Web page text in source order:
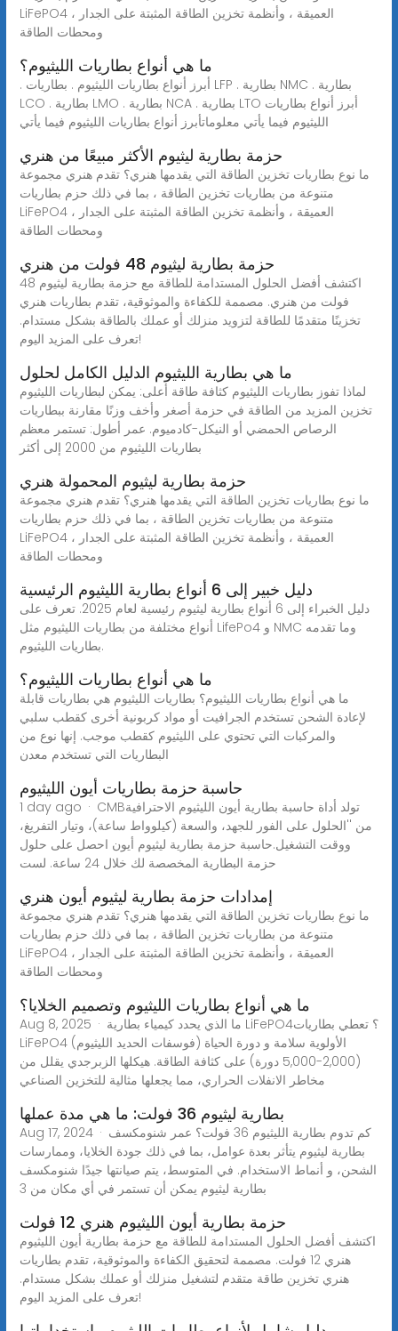
LiFePO4 العميقة ، وأنظمة تخزين الطاقة المثبتة على الجدار ،
ومحطات الطاقة
ما هي أنواع بطاريات الليثيوم؟
. أبرز أنواع بطاريات الليثيوم . بطاريات LFP . بطارية NMC . بطارية
LCO . بطارية LMO . بطارية NCA . بطارية LTO أبرز أنواع بطاريات
الليثيوم فيما يأتي معلوماتأبرز أنواع بطاريات الليثيوم فيما يأتي
حزمة بطارية ليثيوم الأكثر مبيعًا من هنري
ما نوع بطاريات تخزين الطاقة التي يقدمها هنري؟ تقدم هنري مجموعة
متنوعة من بطاريات تخزين الطاقة ، بما في ذلك حزم بطاريات
LiFePO4 العميقة ، وأنظمة تخزين الطاقة المثبتة على الجدار ،
ومحطات الطاقة
حزمة بطارية ليثيوم 48 فولت من هنري
اكتشف أفضل الحلول المستدامة للطاقة مع حزمة بطارية ليثيوم 48
فولت من هنري. مصممة للكفاءة والموثوقية، تقدم بطاريات هنري
تخزينًا متقدمًا للطاقة لتزويد منزلك أو عملك بالطاقة بشكل مستدام.
تعرف على المزيد اليوم!
ما هي بطارية الليثيوم الدليل الكامل لحلول
لماذا تفوز بطاريات الليثيوم كثافة طاقة أعلى: يمكن لبطاريات الليثيوم
تخزين المزيد من الطاقة في حزمة أصغر وأخف وزنًا مقارنة ببطاريات
الرصاص الحمضي أو النيكل-كادميوم. عمر أطول: تستمر معظم
بطاريات الليثيوم من 2000 إلى أكثر
حزمة بطارية ليثيوم المحمولة هنري
ما نوع بطاريات تخزين الطاقة التي يقدمها هنري؟ تقدم هنري مجموعة
متنوعة من بطاريات تخزين الطاقة ، بما في ذلك حزم بطاريات
LiFePO4 العميقة ، وأنظمة تخزين الطاقة المثبتة على الجدار ،
ومحطات الطاقة
دليل خبير إلى 6 أنواع بطارية الليثيوم الرئيسية
دليل الخبراء إلى 6 أنواع بطارية ليثيوم رئيسية لعام 2025. تعرف على
أنواع مختلفة من بطاريات الليثيوم مثل LifePo4 و NMC وما تقدمه
بطاريات الليثيوم.
ما هي أنواع بطاريات الليثيوم؟
ما هي أنواع بطاريات الليثيوم؟ بطاريات الليثيوم هي بطاريات قابلة
لإعادة الشحن تستخدم الجرافيت أو مواد كربونية أخرى كقطب سلبي
والمركبات التي تحتوي على الليثيوم كقطب موجب. إنها نوع من
البطاريات التي تستخدم معدن
حاسبة حزمة بطاريات أيون الليثيوم
1 day ago · CMBتولد أداة حاسبة بطارية أيون الليثيوم الاحترافية
من ''الحلول على الفور للجهد، والسعة (كيلوواط ساعة)، وتيار التفريغ،
ووقت التشغيل.حاسبة حزمة بطارية ليثيوم أيون احصل على حلول
حزمة البطارية المخصصة لك خلال 24 ساعة. لست
إمدادات حزمة بطارية ليثيوم أيون هنري
ما نوع بطاريات تخزين الطاقة التي يقدمها هنري؟ تقدم هنري مجموعة
متنوعة من بطاريات تخزين الطاقة ، بما في ذلك حزم بطاريات
LiFePO4 العميقة ، وأنظمة تخزين الطاقة المثبتة على الجدار ،
ومحطات الطاقة
ما هي أنواع بطاريات الليثيوم وتصميم الخلايا؟
Aug 8, 2025 · ما الذي يحدد كيمياء بطارية LiFePO4؟ تعطي بطاريات
LiFePO4 (فوسفات الحديد الليثيوم) الأولوية سلامة و دورة الحياة
(2,000-5,000 دورة) على كثافة الطاقة. هيكلها الزبرجدي يقلل من
مخاطر الانفلات الحراري، مما يجعلها مثالية للتخزين الصناعي
بطارية ليثيوم 36 فولت: ما هي مدة عملها
Aug 17, 2024 · كم تدوم بطارية الليثيوم 36 فولت؟ عمر شنومكسف
بطارية ليثيوم يتأثر بعدة عوامل، بما في ذلك جودة الخلايا، وممارسات
الشحن، و أنماط الاستخدام. في المتوسط، يتم صيانتها جيدًا شنومكسف
بطارية ليثيوم يمكن أن تستمر في أي مكان من 3
حزمة بطارية أيون الليثيوم هنري 12 فولت
اكتشف أفضل الحلول المستدامة للطاقة مع حزمة بطارية أيون الليثيوم
هنري 12 فولت. مصممة لتحقيق الكفاءة والموثوقية، تقدم بطاريات
هنري تخزين طاقة متقدم لتشغيل منزلك أو عملك بشكل مستدام.
تعرف على المزيد اليوم!